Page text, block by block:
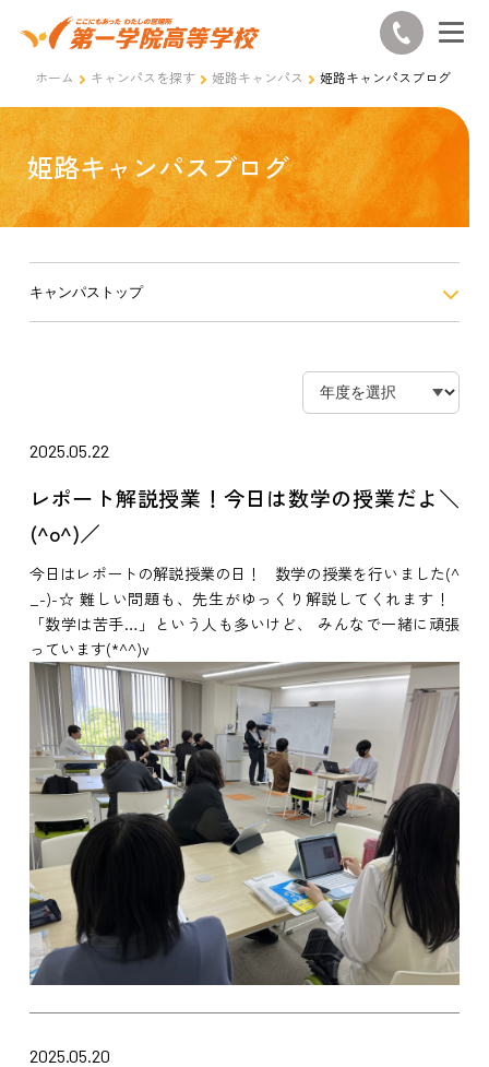
ホーム キャンパスを探す 姫路キャンパス 姫路キャンパスブログ
姫路キャンパスブログ
キャンパストップ
2025.05.22
レポート解説授業！今日は数学の授業だよ＼
(^o^)／
今日はレポートの解説授業の日！ 数学の授業を行いました(^
_-)-☆ 難しい問題も、先生がゆっくり解説してくれます！
「数学は苦手…」という人も多いけど、 みんなで一緒に頑張
っています(*^^)v
2025.05.20